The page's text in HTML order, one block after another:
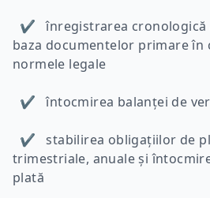
✔ înregistrarea cronologică
baza documentelor primare în
normele legale
✔ întocmirea balanței de
✔ stabilirea obligațiilor de
trimestriale, anuale și
plată